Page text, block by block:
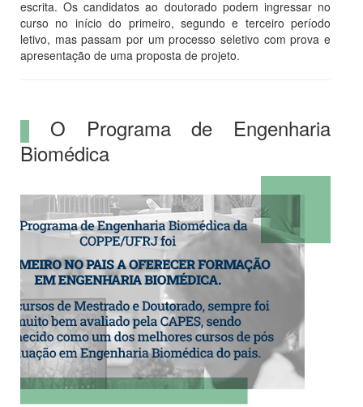
escrita. Os candidatos ao doutorado podem ingressar no
curso no início do primeiro, segundo e terceiro período
letivo, mas passam por um processo seletivo com prova e
apresentação de uma proposta de projeto.
O Programa de Engenharia
Biomédica